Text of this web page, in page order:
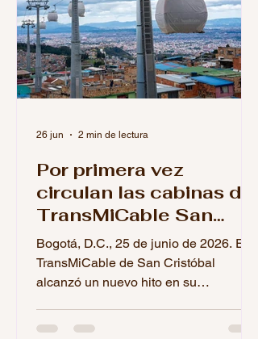
Por primera vez
circulan las cabinas del
TransMiCable San
Cristóbal: comenzó la
fase final de pruebas
Bogotá, D.C., 25 de junio de 2026. El
TransMiCable de San Cristóbal
alcanzó un nuevo hito en su
pruebas operacionales de sus cabinas.
26 jun 2 min de lectura